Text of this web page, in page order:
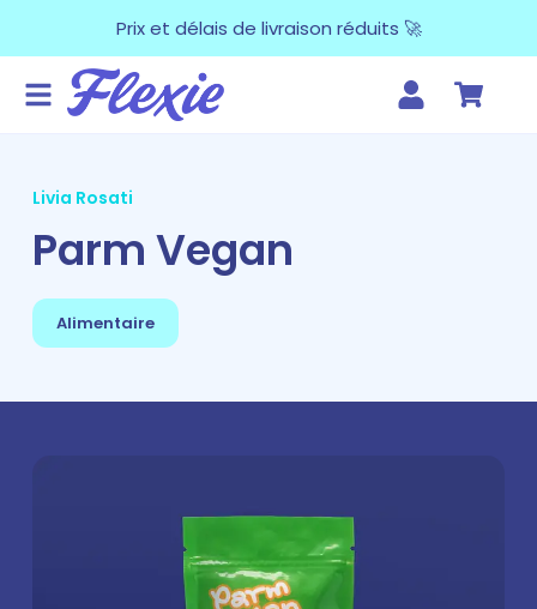
Prix et délais de livraison réduits 🚀
Livia Rosati
Parm Vegan
Alimentaire